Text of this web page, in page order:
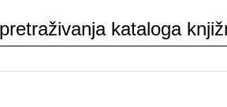
kataloga